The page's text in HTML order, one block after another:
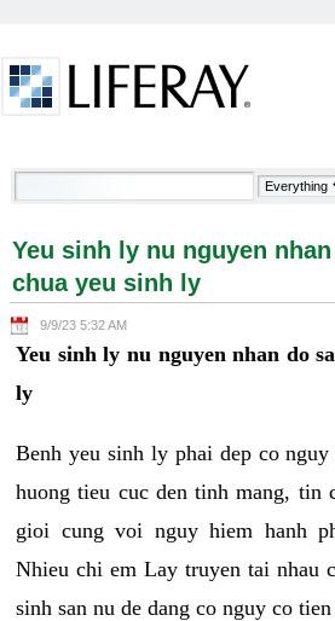
Yeu sinh ly nu nguyen nhan do
Yeu sinh ly nu nguyen
chua yeu sinh ly
9/9/23 5:32 AM
Yeu sinh ly nu nguyen nhan do
ly
Benh yeu sinh ly phai dep co
huong tieu cuc den tinh mang, tin
gioi cung voi nguy hiem hanh
Nhieu chi em Lay truyen tai nhau
sinh san nu de dang co nguy co